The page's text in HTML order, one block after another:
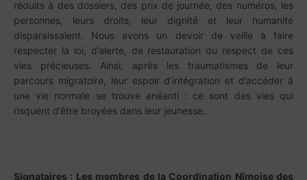
réduits à des dossiers, des prix de journée, des numéros, les
personnes, leurs droits, leur dignité et leur humanité
disparaissaient. Nous avons un devoir de veille à faire
respecter la loi, d’alerte, de restauration du respect de ces
vies précieuses. Ainsi, après les traumatismes de leur
parcours migratoire, leur espoir d’intégration et d’accéder à
une vie normale se trouve anéanti : ce sont des vies qui
risquent d’être broyées dans leur jeunesse.
Signataires : Les membres de la Coordination Nîmoise des